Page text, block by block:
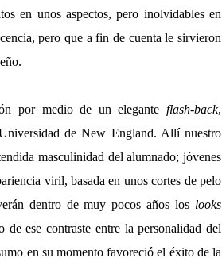
en unos aspectos, pero inolvidables en
pero que a fin de cuenta le sirvieron
por medio de un elegante flash-back,
de New England. Allí nuestro
masculinidad del alumnado; jóvenes
viril, basada en unos cortes de pelo
dentro de muy pocos años los looks
ese contraste entre la personalidad del
en su momento favoreció el éxito de la